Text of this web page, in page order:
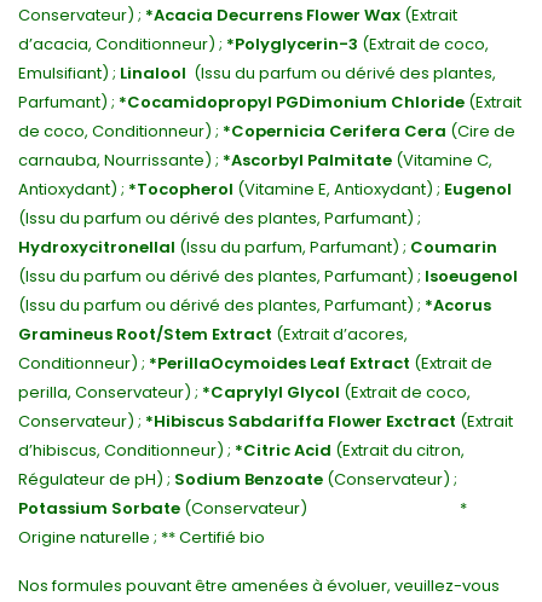
Conservateur) ; *Acacia Decurrens Flower Wax (Extrait
d’acacia, Conditionneur) ; *Polyglycerin-3 (Extrait de coco,
Emulsifiant) ; Linalool (Issu du parfum ou dérivé des plantes,
Parfumant) ; *Cocamidopropyl PGDimonium Chloride (Extrait
de coco, Conditionneur) ; *Copernicia Cerifera Cera (Cire de
carnauba, Nourrissante) ; *Ascorbyl Palmitate (Vitamine C,
Antioxydant) ; *Tocopherol (Vitamine E, Antioxydant) ; Eugenol
(Issu du parfum ou dérivé des plantes, Parfumant) ;
Hydroxycitronellal (Issu du parfum, Parfumant) ; Coumarin
(Issu du parfum ou dérivé des plantes, Parfumant) ; Isoeugenol
(Issu du parfum ou dérivé des plantes, Parfumant) ; *Acorus
Gramineus Root/Stem Extract (Extrait d’acores,
Conditionneur) ; *PerillaOcymoides Leaf Extract (Extrait de
perilla, Conservateur) ; *Caprylyl Glycol (Extrait de coco,
Conservateur) ; *Hibiscus Sabdariffa Flower Exctract (Extrait
d’hibiscus, Conditionneur) ; *Citric Acid (Extrait du citron,
Régulateur de pH) ; Sodium Benzoate (Conservateur) ;
Potassium Sorbate (Conservateur) *
Origine naturelle ; ** Certifié bio
Nos formules pouvant être amenées à évoluer, veuillez-vous